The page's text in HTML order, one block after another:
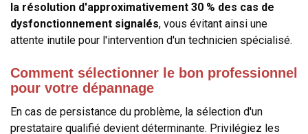
la résolution d'approximativement 30 % des cas de
dysfonctionnement signalés, vous évitant ainsi une
attente inutile pour l'intervention d'un technicien spécialisé.
Comment sélectionner le bon professionnel
pour votre dépannage
En cas de persistance du problème, la sélection d'un
prestataire qualifié devient déterminante. Privilégiez les